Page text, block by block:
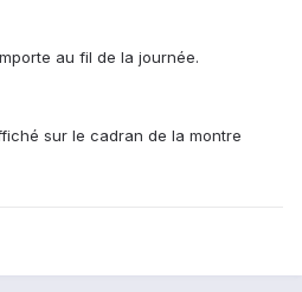
au fil de la journée.
sur le cadran de la montre